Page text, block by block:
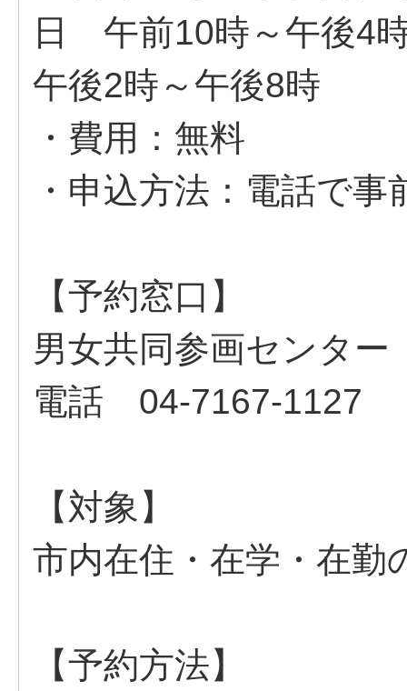
日 午前10時～午後4
午後2時～午後8時
・費用：無料
・申込方法：電話で
【予約窓口】
男女共同参画センター
電話 04-7167-1127
【対象】
市内在住・在学・在勤
【予約方法】